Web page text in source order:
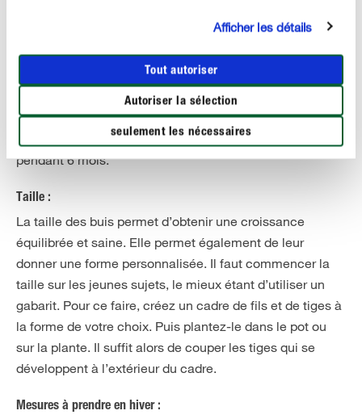
Afficher les détails
Tout autoriser
Autoriser la sélection
seulement les nécessaires
pour stimuler la formation de tiges saines et vertes. Un
engrais liquide spécial, ajouté à l’eau d’arrosage 1 à 2
fois par semaine, convient particulièrement aux plantes
en bac. En pleine terre, le buis apprécie particulièrement
notre engrais à libération prolongée. Une seule
application suffit pour un apport optimal de nutriments
pendant 6 mois.
Taille :
La taille des buis permet d’obtenir une croissance
équilibrée et saine. Elle permet également de leur
donner une forme personnalisée. Il faut commencer la
taille sur les jeunes sujets, le mieux étant d’utiliser un
gabarit. Pour ce faire, créez un cadre de fils et de tiges à
la forme de votre choix. Puis plantez-le dans le pot ou
sur la plante. Il suffit alors de couper les tiges qui se
développent à l’extérieur du cadre.
Mesures à prendre en hiver :